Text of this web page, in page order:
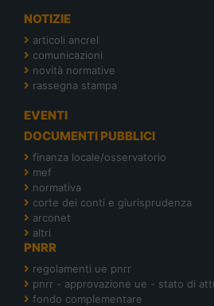
NOTIZIE
articoli ancrel
comunicazioni
novità normative
rassegna stampa
EVENTI
DOCUMENTI PUBBLICI
finanza locale/osservatorio
mef
normativa
corte dei conti e giurisprudenza
arconet
altri
PNRR
regolamenti ue pnrr
pnrr - approvazione ue - stato di
fondo complementare